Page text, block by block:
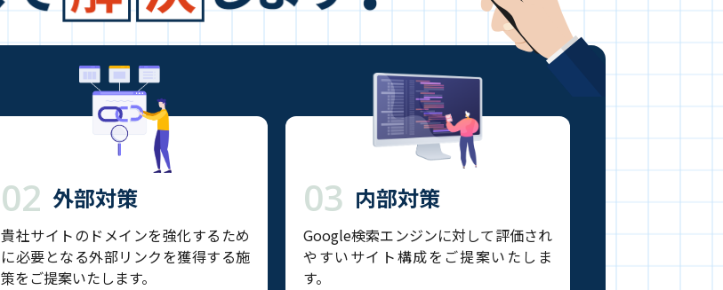
02 外部対策
貴社サイトのドメインを強化するため
に必要となる外部リンクを獲得する施
策をご提案いたします。
03 内部対策
Google検索エンジンに対して評価され
やすいサイト構成をご提案いたしま
す。